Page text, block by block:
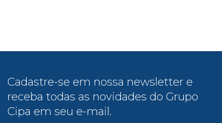
Cadastre-se em nossa newsletter e
receba todas as novidades do Grupo
Cipa em seu e-mail.